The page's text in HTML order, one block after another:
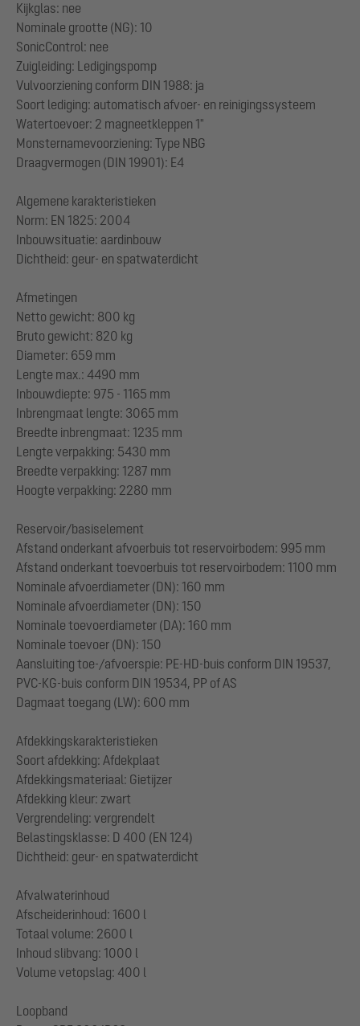
Kijkglas: nee
Nominale grootte (NG): 10
SonicControl: nee
Zuigleiding: Ledigingspomp
Vulvoorziening conform DIN 1988: ja
Soort lediging: automatisch afvoer- en reinigingssysteem
Watertoevoer: 2 magneetkleppen 1"
Monsternamevoorziening: Type NBG
Draagvermogen (DIN 19901): E4
Algemene karakteristieken
Norm: EN 1825: 2004
Inbouwsituatie: aardinbouw
Dichtheid: geur- en spatwaterdicht
Afmetingen
Netto gewicht: 800 kg
Bruto gewicht: 820 kg
Diameter: 659 mm
Lengte max.: 4490 mm
Inbouwdiepte: 975 - 1165 mm
Inbrengmaat lengte: 3065 mm
Breedte inbrengmaat: 1235 mm
Lengte verpakking: 5430 mm
Breedte verpakking: 1287 mm
Hoogte verpakking: 2280 mm
Reservoir/basiselement
Afstand onderkant afvoerbuis tot reservoirbodem: 995 mm
Afstand onderkant toevoerbuis tot reservoirbodem: 1100 mm
Nominale afvoerdiameter (DN): 160 mm
Nominale afvoerdiameter (DN): 150
Nominale toevoerdiameter (DA): 160 mm
Nominale toevoer (DN): 150
Aansluiting toe-/afvoerspie: PE-HD-buis conform DIN 19537,
PVC-KG-buis conform DIN 19534, PP of AS
Dagmaat toegang (LW): 600 mm
Afdekkingskarakteristieken
Soort afdekking: Afdekplaat
Afdekkingsmateriaal: Gietijzer
Afdekking kleur: zwart
Vergrendeling: vergrendelt
Belastingsklasse: D 400 (EN 124)
Dichtheid: geur- en spatwaterdicht
Afvalwaterinhoud
Afscheiderinhoud: 1600 l
Totaal volume: 2600 l
Inhoud slibvang: 1000 l
Volume vetopslag: 400 l
Loopband